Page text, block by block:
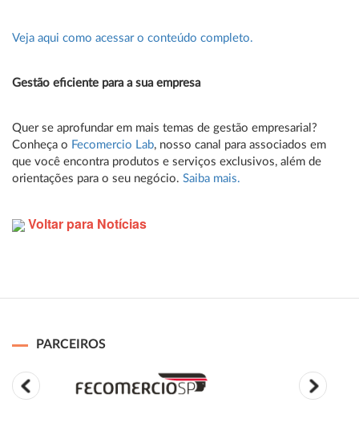
Veja aqui como acessar o conteúdo completo.
Gestão eficiente para a sua empresa
Quer se aprofundar em mais temas de gestão empresarial?
Conheça o Fecomercio Lab, nosso canal para associados em
que você encontra produtos e serviços exclusivos, além de
orientações para o seu negócio. Saiba mais.
Voltar para Notícias
PARCEIROS